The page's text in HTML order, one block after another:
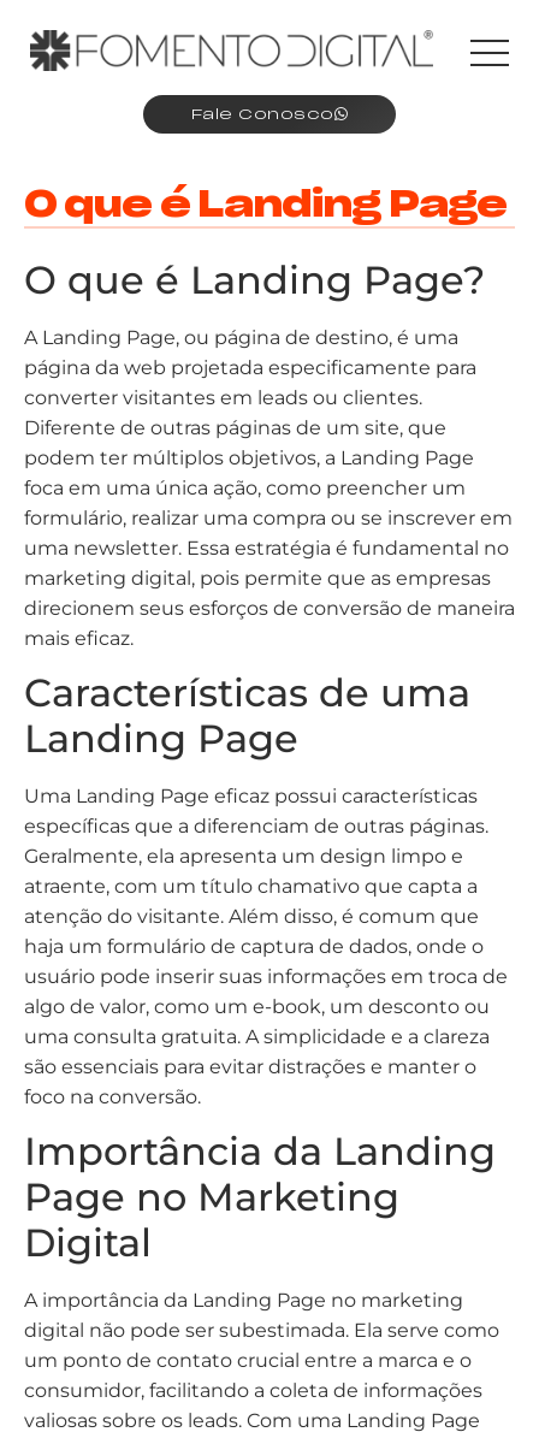
Fale Conosco
O que é Landing Page
O que é Landing Page?
A Landing Page, ou página de destino, é uma
página da web projetada especificamente para
converter visitantes em leads ou clientes.
Diferente de outras páginas de um site, que
podem ter múltiplos objetivos, a Landing Page
foca em uma única ação, como preencher um
formulário, realizar uma compra ou se inscrever em
uma newsletter. Essa estratégia é fundamental no
marketing digital, pois permite que as empresas
direcionem seus esforços de conversão de maneira
mais eficaz.
Características de uma
Landing Page
Uma Landing Page eficaz possui características
específicas que a diferenciam de outras páginas.
Geralmente, ela apresenta um design limpo e
atraente, com um título chamativo que capta a
atenção do visitante. Além disso, é comum que
haja um formulário de captura de dados, onde o
usuário pode inserir suas informações em troca de
algo de valor, como um e-book, um desconto ou
uma consulta gratuita. A simplicidade e a clareza
são essenciais para evitar distrações e manter o
foco na conversão.
Importância da Landing
Page no Marketing
Digital
A importância da Landing Page no marketing
digital não pode ser subestimada. Ela serve como
um ponto de contato crucial entre a marca e o
consumidor, facilitando a coleta de informações
valiosas sobre os leads. Com uma Landing Page